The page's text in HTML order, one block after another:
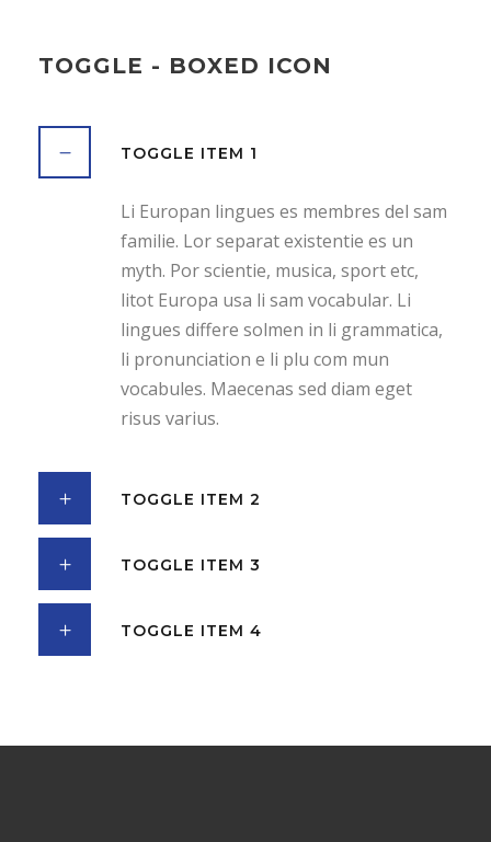
TOGGLE - BOXED ICON
TOGGLE ITEM 1
Li Europan lingues es membres del sam
familie. Lor separat existentie es un
myth. Por scientie, musica, sport etc,
litot Europa usa li sam vocabular. Li
lingues differe solmen in li grammatica,
li pronunciation e li plu com mun
vocabules. Maecenas sed diam eget
risus varius.
TOGGLE ITEM 2
TOGGLE ITEM 3
TOGGLE ITEM 4